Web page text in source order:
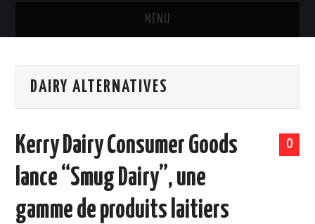
MENU
DISTRIBUTION
DIGITAL
INTERNATIONAL
DAIRY ALTERNATIVES
0
Kerry Dairy Consumer Goods
lance “Smug Dairy”, une
gamme de produits laitiers